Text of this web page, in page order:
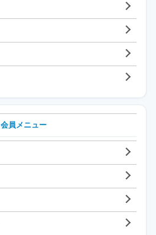
会員メニュー